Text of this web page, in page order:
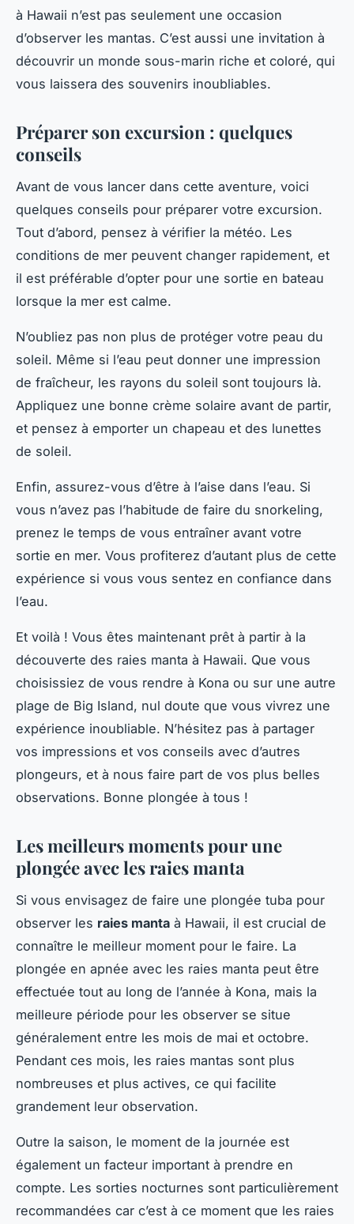
à Hawaii n’est pas seulement une occasion
d’observer les mantas. C’est aussi une invitation à
découvrir un monde sous-marin riche et coloré, qui
vous laissera des souvenirs inoubliables.
Préparer son excursion : quelques
conseils
Avant de vous lancer dans cette aventure, voici
quelques conseils pour préparer votre excursion.
Tout d’abord, pensez à vérifier la météo. Les
conditions de mer peuvent changer rapidement, et
il est préférable d’opter pour une sortie en bateau
lorsque la mer est calme.
N’oubliez pas non plus de protéger votre peau du
soleil. Même si l’eau peut donner une impression
de fraîcheur, les rayons du soleil sont toujours là.
Appliquez une bonne crème solaire avant de partir,
et pensez à emporter un chapeau et des lunettes
de soleil.
Enfin, assurez-vous d’être à l’aise dans l’eau. Si
vous n’avez pas l’habitude de faire du snorkeling,
prenez le temps de vous entraîner avant votre
sortie en mer. Vous profiterez d’autant plus de cette
expérience si vous vous sentez en confiance dans
l’eau.
Et voilà ! Vous êtes maintenant prêt à partir à la
découverte des raies manta à Hawaii. Que vous
choisissiez de vous rendre à Kona ou sur une autre
plage de Big Island, nul doute que vous vivrez une
expérience inoubliable. N’hésitez pas à partager
vos impressions et vos conseils avec d’autres
plongeurs, et à nous faire part de vos plus belles
observations. Bonne plongée à tous !
Les meilleurs moments pour une
plongée avec les raies manta
Si vous envisagez de faire une plongée tuba pour
observer les raies manta à Hawaii, il est crucial de
connaître le meilleur moment pour le faire. La
plongée en apnée avec les raies manta peut être
effectuée tout au long de l’année à Kona, mais la
meilleure période pour les observer se situe
généralement entre les mois de mai et octobre.
Pendant ces mois, les raies mantas sont plus
nombreuses et plus actives, ce qui facilite
grandement leur observation.
Outre la saison, le moment de la journée est
également un facteur important à prendre en
compte. Les sorties nocturnes sont particulièrement
recommandées car c’est à ce moment que les raies